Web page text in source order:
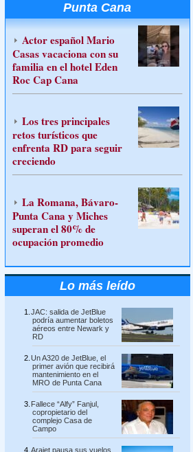
Punta Cana
Actor español Mario
Casas vacaciona con su
familia en el hotel Eden
Roc Cap Cana
Los tres principales
retos turísticos que
enfrenta RD para seguir
creciendo
La Romana, Bávaro-
Punta Cana y Miches
superan el 80% de
ocupación promedio
Lo más leído
JAC: salida de JetBlue
podría aumentar boletos
aéreos entre Newark y
RD
Un A320 de JetBlue, el
primer avión que recibirá
mantenimiento en el
MRO de Punta Cana
Fallece “Alfy” Fanjul,
copropietario del
complejo Casa de
Campo
Arajet pausa sus vuelos